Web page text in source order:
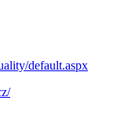
default.aspx